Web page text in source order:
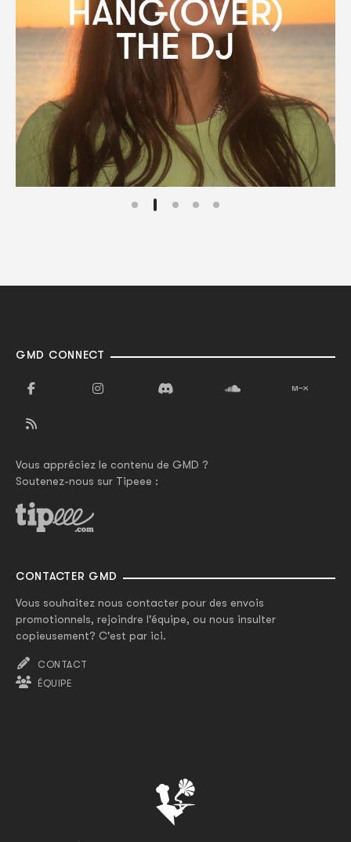
GMD CONNECT
Vous appréciez le contenu de GMD ?
Soutenez-nous sur Tipeee :
CONTACTER GMD
Vous souhaitez nous contacter pour des envois
promotionnels, rejoindre l'équipe, ou nous insulter
copieusement? C'est par ici.
CONTACT
ÉQUIPE